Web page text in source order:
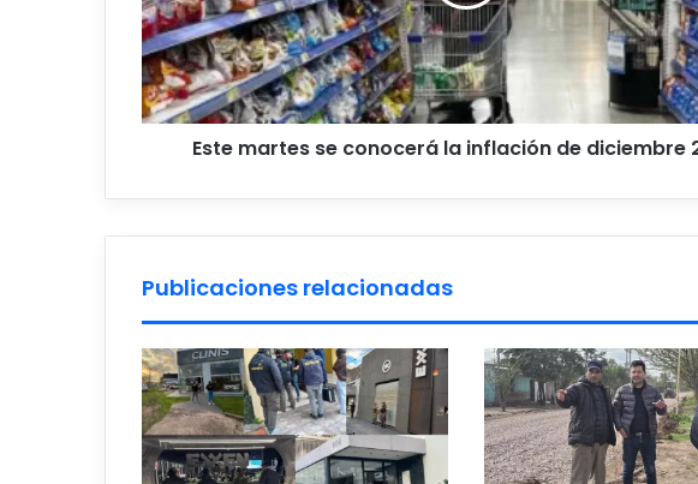
diciembre
2025
Este martes se conocerá la inflación de diciembre
Publicaciones relacionadas